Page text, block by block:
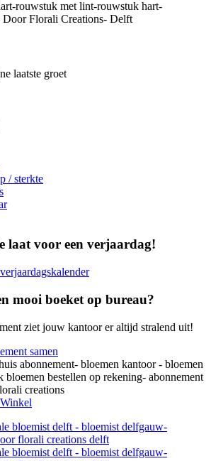
laatste groet
/ sterkte
laat voor een verjaardag!
mooi boeket op bureau?
ziet jouw kantoor er altijd stralend uit!
samen